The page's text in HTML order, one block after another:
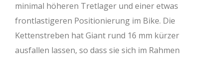
minimal höheren Tretlager und einer etwas
frontlastigeren Positionierung im Bike. Die
Kettenstreben hat Giant rund 16 mm kürzer
ausfallen lassen, so dass sie sich im Rahmen